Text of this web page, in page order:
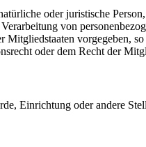
oder juristische
von
vorgegeben,
oder dem Recht der
Einrichtung oder andere